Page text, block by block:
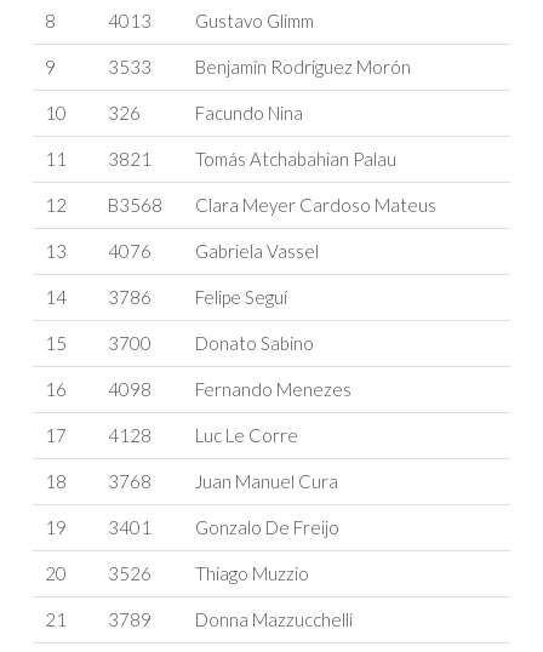
8 4013 Gustavo Glimm
9 3533 Benjamín Rodriguez Morón
10 326 Facundo Nina
11 3821 Tomás Atchabahian Palau
12 B3568 Clara Meyer Cardoso Mateus
13 4076 Gabriela Vassel
14 3786 Felipe Seguí
15 3700 Donato Sabino
16 4098 Fernando Menezes
17 4128 Luc Le Corre
18 3768 Juan Manuel Cura
19 3401 Gonzalo De Freijo
20 3526 Thiago Muzzio
21 3789 Donna Mazzucchelli